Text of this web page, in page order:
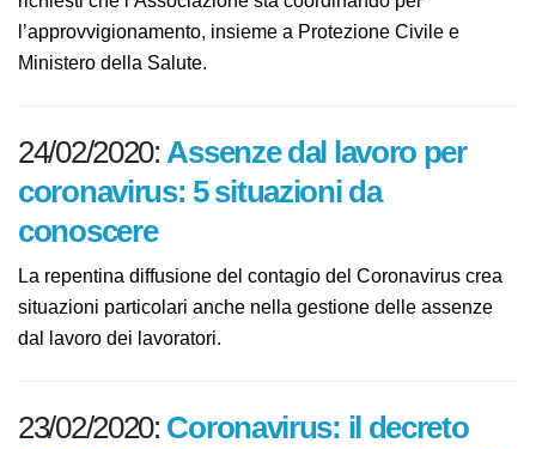
documenti elaborati dalla sezione Safety e la lista dei
prodotti maggiormente richiesti che l’Associazione sta
coordinando per l’approvvigionamento, insieme a
24/02/2020:Assenze dal lavoro per
coronavirus: 5 situazioni da
conoscere
La repentina diffusione del contagio del Coronavirus
crea situazioni particolari anche nella gestione delle